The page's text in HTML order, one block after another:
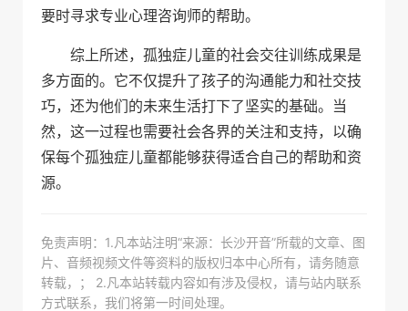
要时寻求专业心理咨询师的帮助。
综上所述，孤独症儿童的社会交往训练成果是
多方面的。它不仅提升了孩子的沟通能力和社交技
巧，还为他们的未来生活打下了坚实的基础。当
然，这一过程也需要社会各界的关注和支持，以确
保每个孤独症儿童都能够获得适合自己的帮助和资
源。
免责声明：1.凡本站注明“来源：长沙开音”所载的文章、图
片、音频视频文件等资料的版权归本中心所有，请务随意
转载，； 2.凡本站转载内容如有涉及侵权，请与站内联系
方式联系，我们将第一时间处理。